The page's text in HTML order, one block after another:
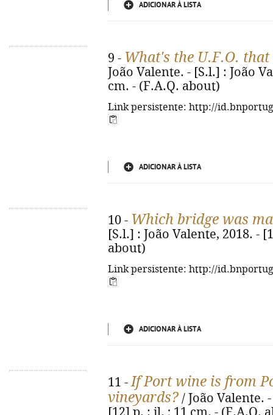
ADICIONAR À LISTA
9 - What's the U.F.O.
João Valente. - [S.l.] : João
cm. - (F.A.Q. about)
Link persistente: http://
ADICIONAR À LISTA
10 - Which bridge was
[S.l.] : João Valente, 2018. -
about)
Link persistente: http://
ADICIONAR À LISTA
11 -If Port wine is from
vineyards? / João Valente.